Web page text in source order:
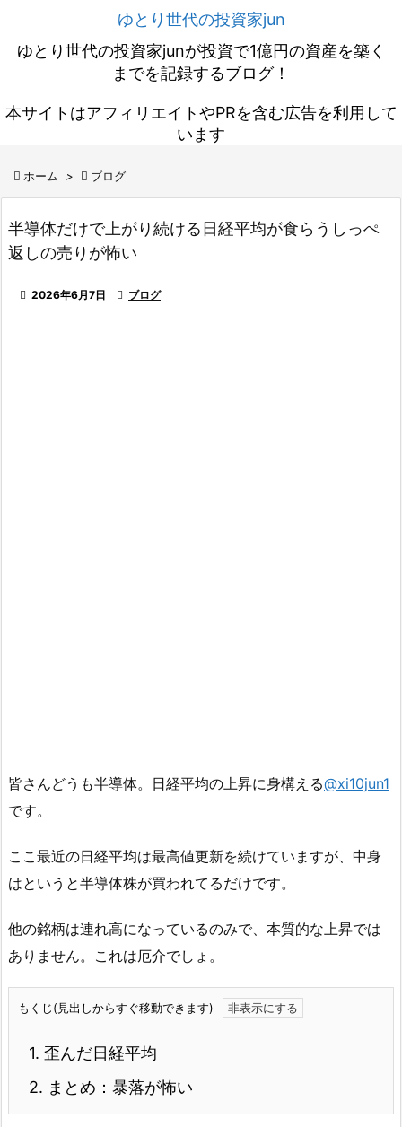
ゆとり世代の投資家jun
ゆとり世代の投資家junが投資で1億円の資産を築く
までを記録するブログ！
本サイトはアフィリエイトやPRを含む広告を利用して
います
 ホーム >  ブログ
半導体だけで上がり続ける日経平均が食らうしっぺ
返しの売りが怖い
 2026年6月7日  ブログ
皆さんどうも半導体。日経平均の上昇に身構える@xi10jun1
です。
ここ最近の日経平均は最高値更新を続けていますが、中身
はというと半導体株が買われてるだけです。
他の銘柄は連れ高になっているのみで、本質的な上昇では
ありません。これは厄介でしょ。
もくじ(見出しからすぐ移動できます)
1. 歪んだ日経平均
2. まとめ：暴落が怖い